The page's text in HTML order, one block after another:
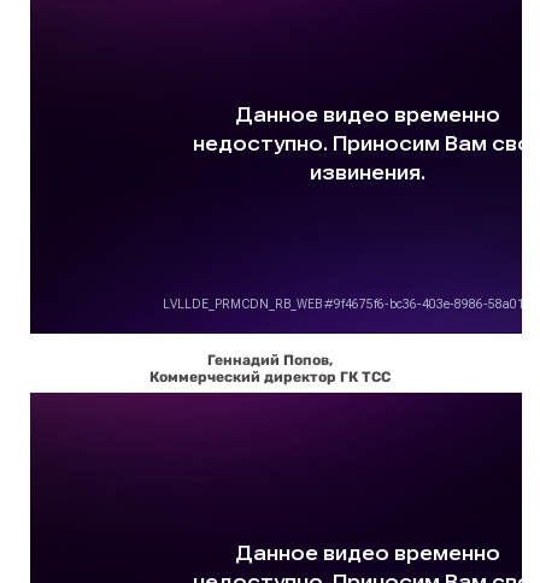
Геннадий Попов,
Коммерческий директор ГК ТСС